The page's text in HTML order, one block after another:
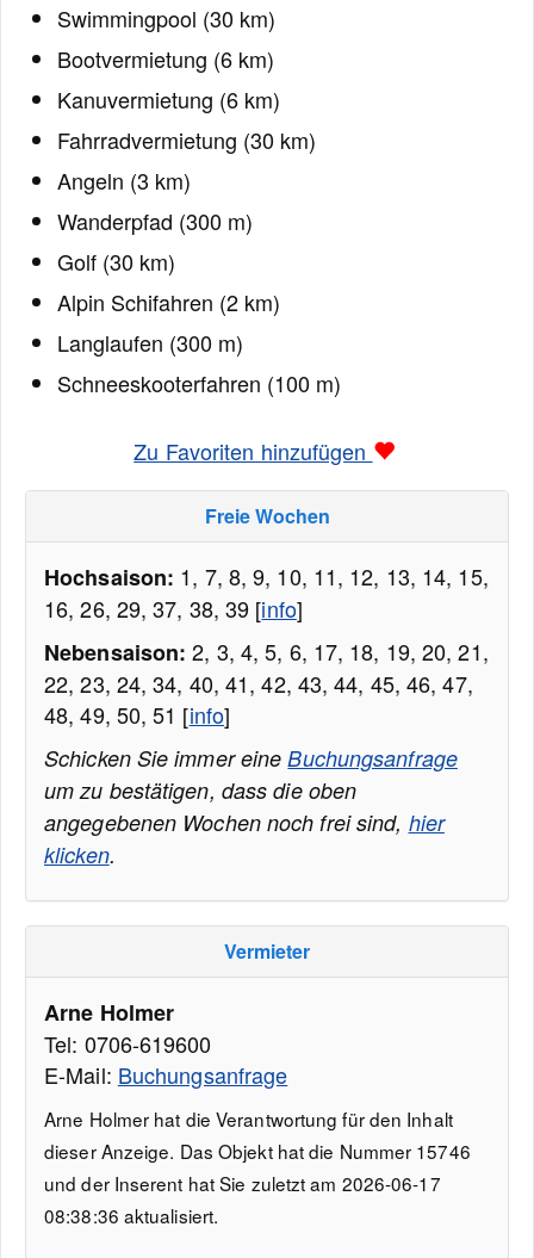
Swimmingpool (30 km)
Bootvermietung (6 km)
Kanuvermietung (6 km)
Fahrradvermietung (30 km)
Angeln (3 km)
Wanderpfad (300 m)
Golf (30 km)
Alpin Schifahren (2 km)
Langlaufen (300 m)
Schneeskooterfahren (100 m)
Zu Favoriten hinzufügen
Freie Wochen
Hochsaison: 1, 7, 8, 9, 10, 11, 12, 13, 14, 15,
16, 26, 29, 37, 38, 39 [info]
Nebensaison: 2, 3, 4, 5, 6, 17, 18, 19, 20, 21,
22, 23, 24, 34, 40, 41, 42, 43, 44, 45, 46, 47,
48, 49, 50, 51 [info]
Schicken Sie immer eineBuchungsanfrage
um zu bestätigen, dass die oben
angegebenen Wochen noch frei sind, hier
klicken.
Vermieter
Arne Holmer
Tel: 0706-619600
E-Mail: Buchungsanfrage
Arne Holmer hat die Verantwortung für den Inhalt
dieser Anzeige. Das Objekt hat die Nummer 15746
und der Inserent hat Sie zuletzt am 2026-06-17
08:38:36 aktualisiert.